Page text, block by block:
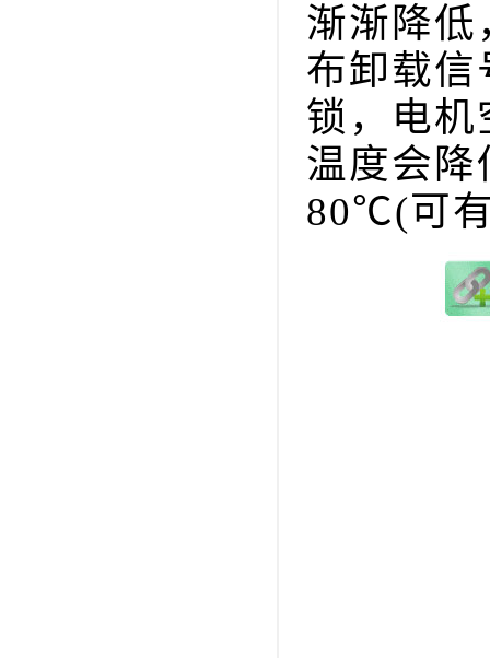
渐渐降低
布卸载信
锁，电机
温度会降
80℃(可